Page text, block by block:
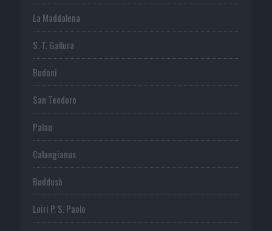
La Maddalena
S. T. Gallura
Budoni
San Teodoro
Palau
Calangianus
Buddusò
Loiri P. S. Paolo